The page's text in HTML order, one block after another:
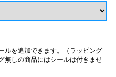
ルを追加できます。（ラッピング
無しの商品にはシールは付きませ